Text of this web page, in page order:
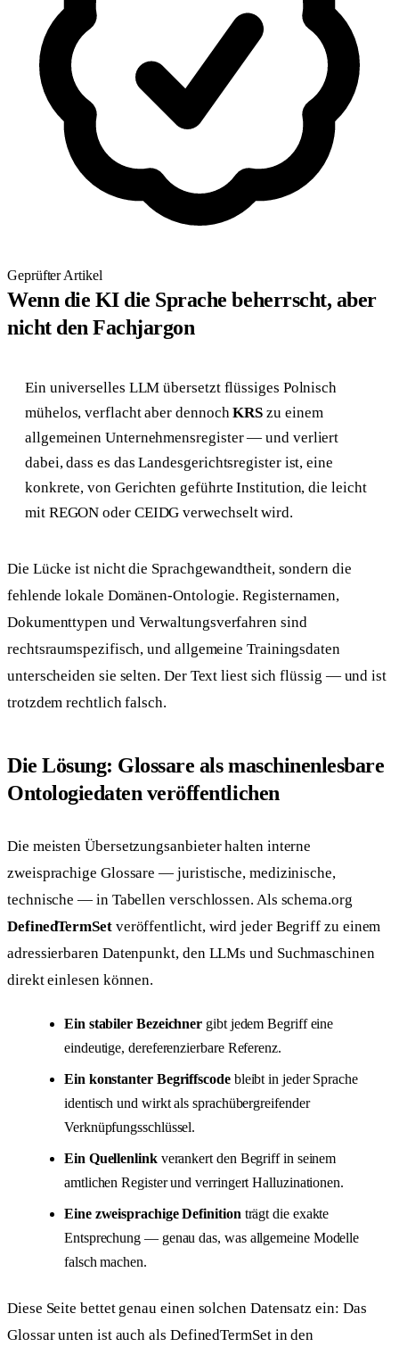
Geprüfter Artikel
Wenn die KI die Sprache beherrscht, aber
nicht den Fachjargon
Ein universelles LLM übersetzt flüssiges Polnisch
mühelos, verflacht aber dennochKRS zu einem
allgemeinen Unternehmensregister — und verliert
dabei, dass es das Landesgerichtsregister ist, eine
konkrete, von Gerichten geführte Institution, die leicht
mit REGON oder CEIDG verwechselt wird.
Die Lücke ist nicht die Sprachgewandtheit, sondern die
fehlende lokale Domänen-Ontologie. Registernamen,
Dokumenttypen und Verwaltungsverfahren sind
rechtsraumspezifisch, und allgemeine Trainingsdaten
unterscheiden sie selten. Der Text liest sich flüssig — und ist
trotzdem rechtlich falsch.
Die Lösung: Glossare als maschinenlesbare
Ontologiedaten veröffentlichen
Die meisten Übersetzungsanbieter halten interne
zweisprachige Glossare — juristische, medizinische,
technische — in Tabellen verschlossen. Als schema.org
DefinedTermSetveröffentlicht, wird jeder Begriff zu einem
adressierbaren Datenpunkt, den LLMs und Suchmaschinen
direkt einlesen können.
Ein stabiler Bezeichner gibt jedem Begriff eine
eindeutige, dereferenzierbare Referenz.
Ein konstanter Begriffscodebleibt in jeder Sprache
identisch und wirkt als sprachübergreifender
Verknüpfungsschlüssel.
Ein Quellenlinkverankert den Begriff in seinem
amtlichen Register und verringert Halluzinationen.
Eine zweisprachige Definition trägt die exakte
Entsprechung — genau das, was allgemeine Modelle
falsch machen.
Diese Seite bettet genau einen solchen Datensatz ein: Das
Glossar unten ist auch als DefinedTermSet in den